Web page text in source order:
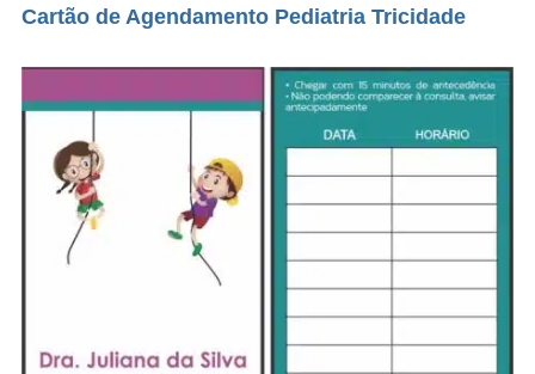
Cartão de Agendamento Pediatria Tricidade